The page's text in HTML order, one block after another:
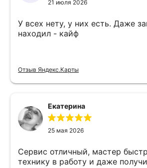
21 июля 2026
У всех нету, у них есть. Даже
находил - кайф
Отзыв Яндекс.Карты
Екатерина
25 мая 2026
Сервис отличный, мастер
технику в работу и даже